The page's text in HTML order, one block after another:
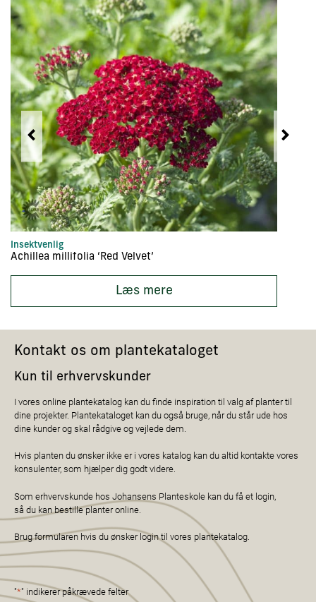
Insektvenlig
Achillea millifolia ‘Red Velvet’
Læs mere
Kontakt os om plantekataloget
Kun til erhvervskunder
I vores online plantekatalog kan du finde inspiration til valg af planter til
dine projekter. Plantekataloget kan du også bruge, når du står ude hos
dine kunder og skal rådgive og vejlede dem.
Hvis planten du ønsker ikke er i vores katalog kan du altid kontakte vores
konsulenter, som hjælper dig godt videre.
Som erhvervskunde hos Johansens Planteskole kan du få et login,
så du kan bestille planter online.
Brug formularen hvis du ønsker login til vores plantekatalog.
"*" indikerer påkrævede felter